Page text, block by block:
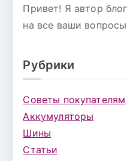
Привет! Я автор
на все ваши
Рубрики
Советы покупателям
Аккумуляторы
Шины
Статьи